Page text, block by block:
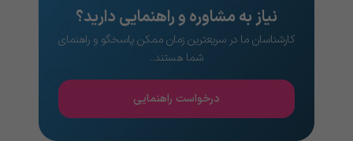
نیاز به مشاوره و راهنمایی دارید؟
کارشناسان ما در سریعترین زمان ممکن پاسخگو و راهنمای
شما هستند..
درخواست راهنمایی